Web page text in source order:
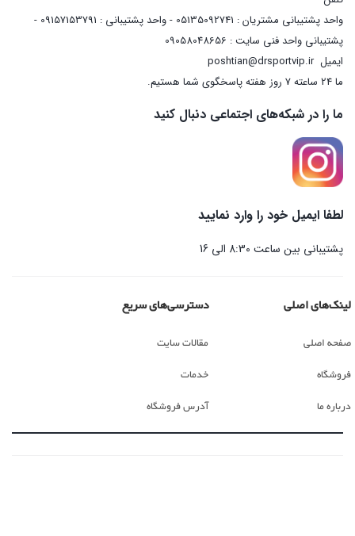
واحد پشتیبانی مشتریان : 05135092741 - واحد پشتیبانی : 09157153791 -
پشتیبانی واحد فنی سایت : 09058048656
ایمیلposhtian@drsportvip.ir
ما 24 ساعته 7 روز هفته پاسخگوی شما هستیم.
ما را در شبکه‌های اجتماعی دنبال کنید
لطفا ایمیل خود را وارد نمایید
پشتیبانی بین ساعت 8:30 الی 16
لینک‌های اصلی
صفحه اصلی
فروشگاه
درباره ما
دسترسی‌های سریع
مقالات سایت
خدمات
آدرس فروشگاه